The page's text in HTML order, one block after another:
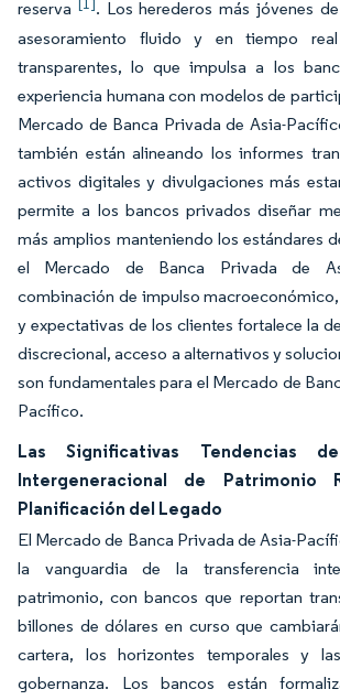
reserva
. Los herederos más jóvenes
asesoramiento fluido y en tiempo
transparentes, lo que impulsa a los
experiencia humana con modelos de
Mercado de Banca Privada de Asia-
también están alineando los informes
activos digitales y divulgaciones más
permite a los bancos privados diseñar
más amplios manteniendo los estándares
el Mercado de Banca Privada de
combinación de impulso
y expectativas de los clientes fortalece la
discrecional, acceso a alternativos y
son fundamentales para el Mercado de
Pacífico.
Las Significativas Tendencias
Intergeneracional de Patrimonio
Planificación del Legado
El Mercado de Banca Privada de Asia-
la vanguardia de la transferencia
patrimonio, con bancos que reportan
billones de dólares en curso que
cartera, los horizontes temporales y
gobernanza. Los bancos están